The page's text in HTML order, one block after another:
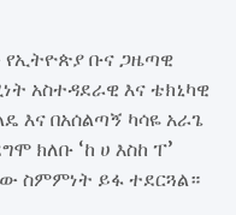
የኢትዮጵያ ቡና ጋዜጣዊ
አስተዳደራዊ እና ቴክኒካዊ
እና በአሰልጣኝ ካሳዬ አራጌ
ክለቡ ‘ከ ሀ እስከ ፐ’
ስምምነት ይፋ ተደርጓል።